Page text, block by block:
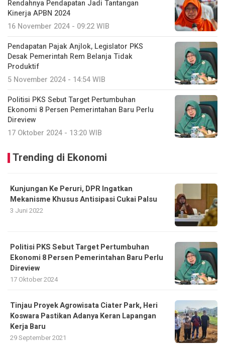
Rendahnya Pendapatan Jadi Tantangan
Kinerja APBN 2024
16 November 2024 - 09:22 WIB
Pendapatan Pajak Anjlok, Legislator PKS
Desak Pemerintah Rem Belanja Tidak
Produktif
5 November 2024 - 14:54 WIB
Politisi PKS Sebut Target Pertumbuhan
Ekonomi 8 Persen Pemerintahan Baru Perlu
Direview
17 Oktober 2024 - 13:20 WIB
Trending di Ekonomi
Kunjungan Ke Peruri, DPR Ingatkan
Mekanisme Khusus Antisipasi Cukai Palsu
3 Juni 2022
Politisi PKS Sebut Target Pertumbuhan
Ekonomi 8 Persen Pemerintahan Baru Perlu
Direview
17 Oktober 2024
Tinjau Proyek Agrowisata Ciater Park, Heri
Koswara Pastikan Adanya Keran Lapangan
Kerja Baru
29 September 2021